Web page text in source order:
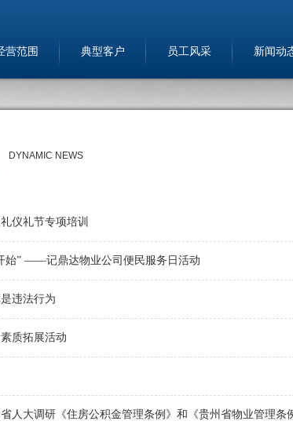
营范围 典型客户 员工风采 新闻动
DYNAMIC NEWS
仪礼节专项培训
始” ——记鼎达物业公司便民服务日活动
违法行为
质拓展活动
人大调研《住房公积金管理条例》和《贵州省物业管理条